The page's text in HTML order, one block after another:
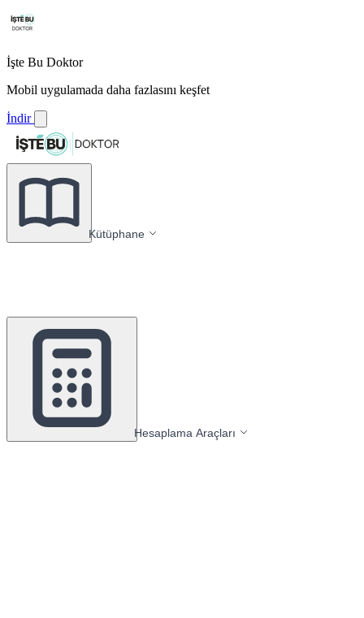
İşte Bu Doktor
Mobil uygulamada daha fazlasını keşfet
İndir
Kütüphane
Hesaplama Araçları